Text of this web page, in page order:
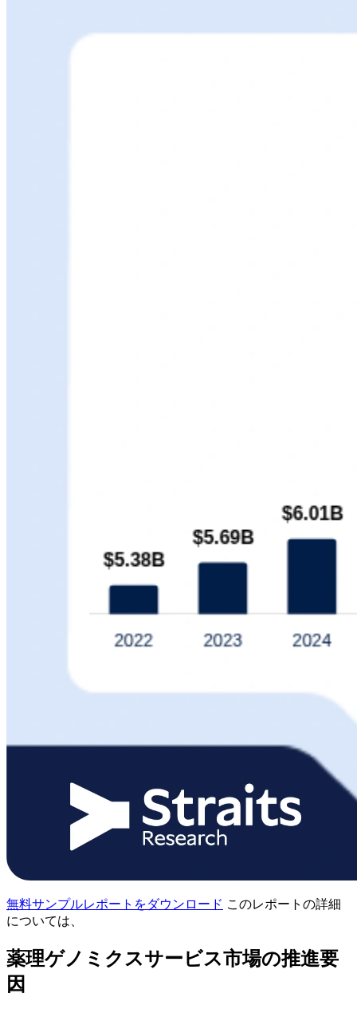
無料サンプルレポートをダウンロード このレポートの詳細
については、
薬理ゲノミクスサービス市場の推進要
因